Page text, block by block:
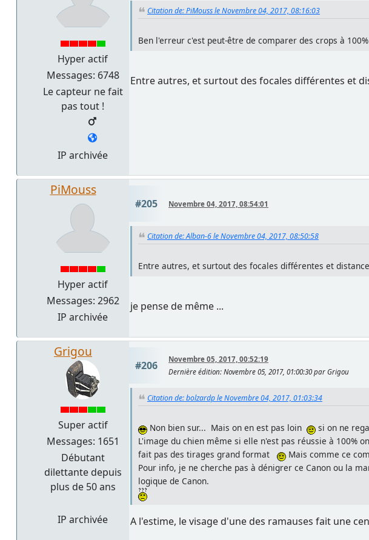
Hyper actif
Messages: 6748
Le capteur ne fait
pas tout !
IP archivée
Citation de: PiMouss le Novembre 04, 2017, 08:16:03
Ben l'erreur c'est peut-être de comparer des crops à
Entre autres, et surtout des focales différentes et
PiMouss
Hyper actif
Messages: 2962
IP archivée
#205 Novembre 04, 2017, 08:54:01
Citation de: Alban-6 le Novembre 04, 2017, 08:50:58
Entre autres, et surtout des focales différentes et
je pense de même ...
Grigou
Super actif
Messages: 1651
Débutant
dilettante depuis
plus de 50 ans
IP archivée
#206
Novembre 05, 2017, 00:52:19
Dernière édition: Novembre 05, 2017, 01:00:30 par Grigou
Citation de: bolzardp le Novembre 04, 2017, 01:03:34
Non bien sur... Mais on en est pas loin
si on ne
L'image du chien même si elle n'est pas réussie à 100%
fait pas des tirages grand format
Mais comme ce
Pour info, je ne cherche pas à dénigrer ce Canon ou la
logique de Canon.
A l'estime, le visage d'une des ramauses fait une